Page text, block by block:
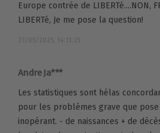
Europe contrée de LIBERTé....NON,
LIBERTé, Je me pose la question!
27/05/2025, 14:13:25
Andre Ja***
Les statistiques sont hélas
pour les problèmes grave que
inopérant. - de naissances + de